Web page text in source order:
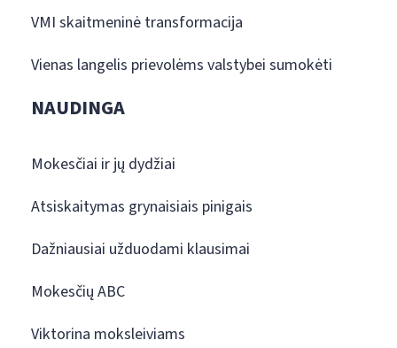
VMI skaitmeninė transformacija
Vienas langelis prievolėms valstybei sumokėti
NAUDINGA
Mokesčiai ir jų dydžiai
Atsiskaitymas grynaisiais pinigais
Dažniausiai užduodami klausimai
Mokesčių ABC
Viktorina moksleiviams